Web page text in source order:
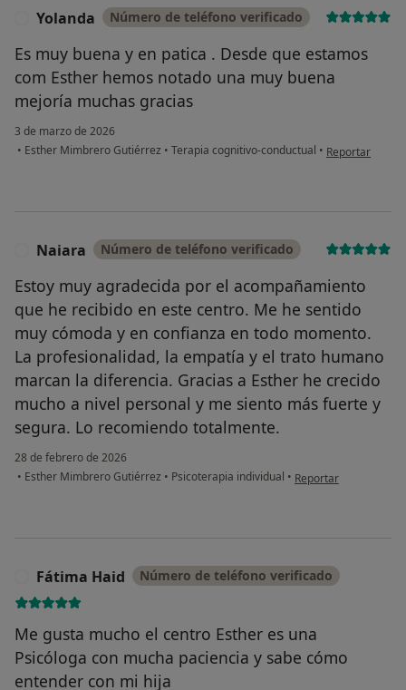
Yolanda Número de teléfono verificado
Es muy buena y en patica . Desde que estamos
com Esther hemos notado una muy buena
mejoría muchas gracias
3 de marzo de 2026
• Esther Mimbrero Gutiérrez • Terapia cognitivo-conductual • en opinión del
Reportar
Naiara Número de teléfono verificado
Estoy muy agradecida por el acompañamiento
que he recibido en este centro. Me he sentido
muy cómoda y en confianza en todo momento.
La profesionalidad, la empatía y el trato humano
marcan la diferencia. Gracias a Esther he crecido
mucho a nivel personal y me siento más fuerte y
segura. Lo recomiendo totalmente.
28 de febrero de 2026
• Esther Mimbrero Gutiérrez • Psicoterapia individual • en opinión del
Reportar
Fátima Haid Número de teléfono verificado
Me gusta mucho el centro Esther es una
Psicóloga con mucha paciencia y sabe cómo
entender con mi hija